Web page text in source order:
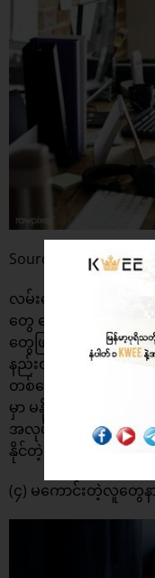
Source : Pinterest
လမ်းတွေတံတားတွေ
တွေ မောင်းနှင်းဖြတ်
တွေဖြစ်လေ့ရှိပါတယ်
နည်းတူပါပဲ။ ကိုယ်မနို
တစ်နေ့တစ်ခြားပိုပင်ပ
မှာ မနိုင်ဝန်ထမ်းထား
အလုပ်တာဝန်တွေအားလုံ
နိုင်တဲ့ဝန်ကိုပဲထမ်းဆော
(၄) မကောင်းတဲ့လူတွေနာ